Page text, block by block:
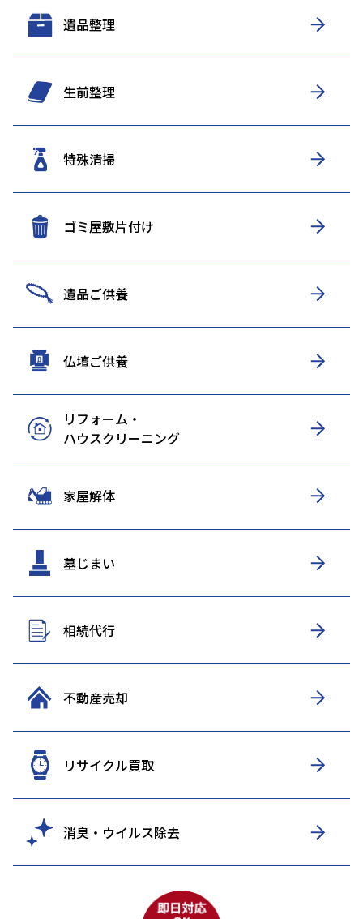
遺品整理
生前整理
特殊清掃
ゴミ屋敷片付け
遺品ご供養
仏壇ご供養
リフォーム・
ハウスクリーニング
家屋解体
墓じまい
相続代行
不動産売却
リサイクル買取
消臭・ウイルス除去